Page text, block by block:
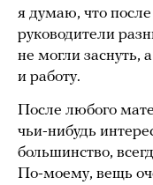
я думаю, что
руководители
не могли заснуть,
и работу.
После любого
чьи-нибудь
большинство,
По-моему, вещь